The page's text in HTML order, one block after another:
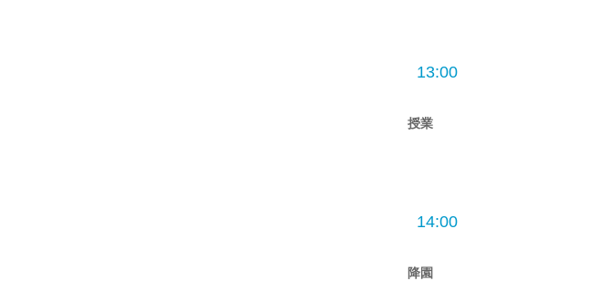
13:00
授業
14:00
降園